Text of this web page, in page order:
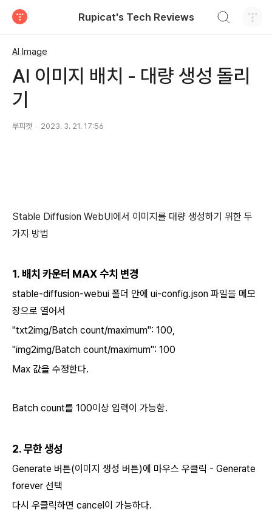
Rupicat's Tech Reviews
AI Image
AI 이미지 배치 - 대량 생성 돌리
기
루피캣 2023. 3. 21. 17:56
Stable Diffusion WebUI에서 이미지를 대량 생성하기 위한 두
가지 방법
1. 배치 카운터 MAX 수치 변경
stable-diffusion-webui 폴더 안에 ui-config.json 파일을 메모
장으로 열어서
"txt2img/Batch count/maximum": 100,
"img2img/Batch count/maximum": 100
Max 값을 수정한다.
Batch count를 100이상 입력이 가능함.
2. 무한 생성
Generate 버튼(이미지 생성 버튼)에 마우스 우클릭 - Generate
forever 선택
다시 우클릭하면 cancel이 가능하다.